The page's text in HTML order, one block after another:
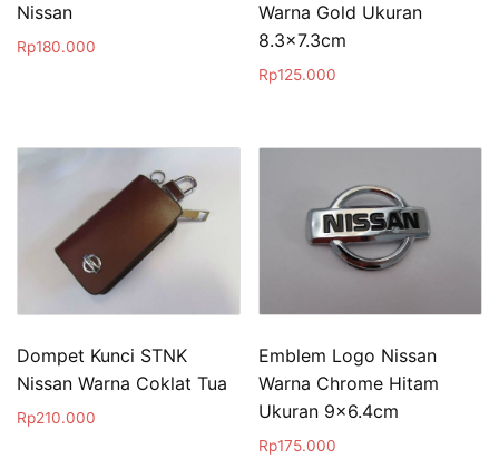
Nissan
Rp180.000
Warna Gold Ukuran
8.3×7.3cm
Rp125.000
Dompet Kunci STNK
Nissan Warna Coklat Tua
Rp210.000
Emblem Logo Nissan
Warna Chrome Hitam
Ukuran 9×6.4cm
Rp175.000